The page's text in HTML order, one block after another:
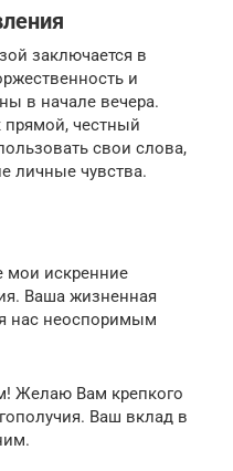
заключается в
и
в начале вечера.
прямой, честный
свои слова,
личные чувства.
искренние
Ваша жизненная
нас неоспоримым
Желаю Вам крепкого
Ваш вклад в